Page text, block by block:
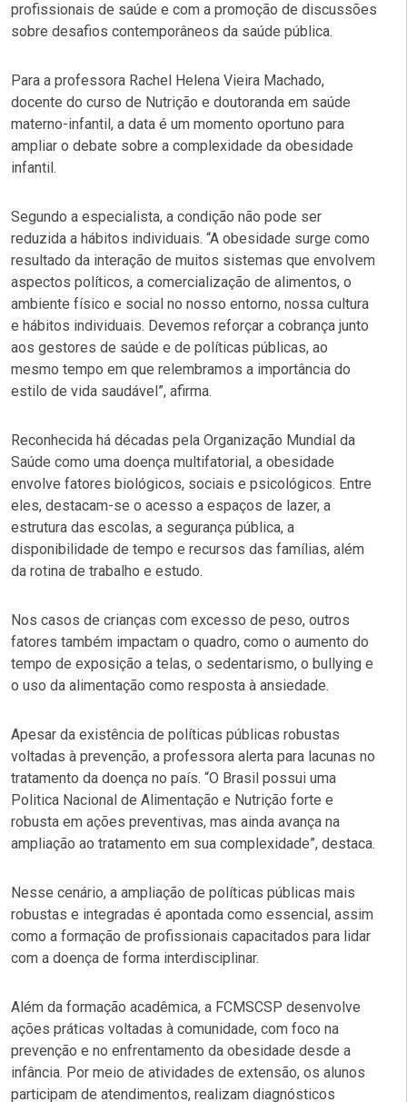
profissionais de saúde e com a promoção de discussões
sobre desafios contemporâneos da saúde pública.
Para a professora Rachel Helena Vieira Machado,
docente do curso de Nutrição e doutoranda em saúde
materno-infantil, a data é um momento oportuno para
ampliar o debate sobre a complexidade da obesidade
infantil.
Segundo a especialista, a condição não pode ser
reduzida a hábitos individuais. “A obesidade surge como
resultado da interação de muitos sistemas que envolvem
aspectos políticos, a comercialização de alimentos, o
ambiente físico e social no nosso entorno, nossa cultura
e hábitos individuais. Devemos reforçar a cobrança junto
aos gestores de saúde e de políticas públicas, ao
mesmo tempo em que relembramos a importância do
estilo de vida saudável”, afirma.
Reconhecida há décadas pela Organização Mundial da
Saúde como uma doença multifatorial, a obesidade
envolve fatores biológicos, sociais e psicológicos. Entre
eles, destacam-se o acesso a espaços de lazer, a
estrutura das escolas, a segurança pública, a
disponibilidade de tempo e recursos das famílias, além
da rotina de trabalho e estudo.
Nos casos de crianças com excesso de peso, outros
fatores também impactam o quadro, como o aumento do
tempo de exposição a telas, o sedentarismo, o bullying e
o uso da alimentação como resposta à ansiedade.
Apesar da existência de políticas públicas robustas
voltadas à prevenção, a professora alerta para lacunas no
tratamento da doença no país. “O Brasil possui uma
Politica Nacional de Alimentação e Nutrição forte e
robusta em ações preventivas, mas ainda avança na
ampliação ao tratamento em sua complexidade”, destaca.
Nesse cenário, a ampliação de políticas públicas mais
robustas e integradas é apontada como essencial, assim
como a formação de profissionais capacitados para lidar
com a doença de forma interdisciplinar.
Além da formação acadêmica, a FCMSCSP desenvolve
ações práticas voltadas à comunidade, com foco na
prevenção e no enfrentamento da obesidade desde a
infância. Por meio de atividades de extensão, os alunos
participam de atendimentos, realizam diagnósticos